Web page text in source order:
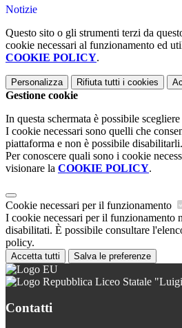
Notizie
Questo sito o gli strumenti terzi da
cookie necessari al funzionamento ed
COOKIE POLICY.
Personalizza Rifiuta tutti i cookies
Gestione cookie
In questa schermata è possibile
I cookie necessari sono quelli che
piattaforma e non è possibile disabilitarli.
Per conoscere quali sono i cookie
visionare la COOKIE POLICY.
Cookie necessari per il funzionamento
I cookie necessari per il funzionamento
disabilitati. È possibile consultare
policy.
Accetta tutti Salva le preferenze
Liceo Statale
Contatti